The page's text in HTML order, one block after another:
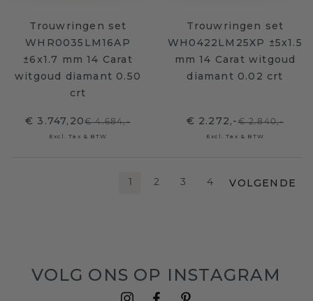
Trouwringen set
WHR0035LM16AP
±6x1.7 mm 14 Carat
witgoud diamant 0.50
crt
€ 3.747,20€ 4.684,-
Excl. Tax & BTW
Trouwringen set
WH0422LM25XP ±5x1.5
mm 14 Carat witgoud
diamant 0.02 crt
€ 2.272,-€ 2.840,-
Excl. Tax & BTW
1 2 3 4 VOLGENDE
VOLG ONS OP INSTAGRAM